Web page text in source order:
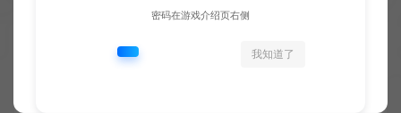
密码在游戏介绍页右侧
我知道了